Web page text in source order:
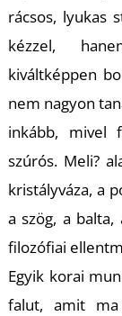
rácsos, lyukas
kézzel,
kiváltképpen
nem nagyon
inkább, mivel
szúrós. Meli?
kristályváza, a
a szög, a
filozófiai
Egyik korai
falut, amit ma